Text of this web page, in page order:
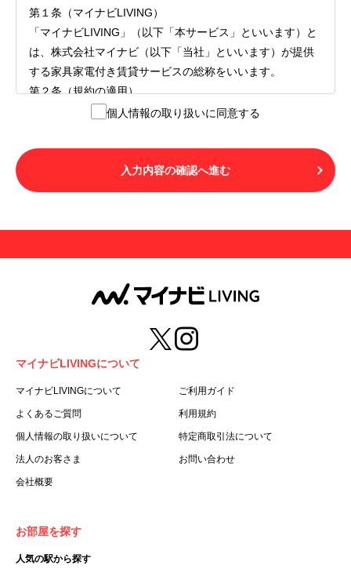
第１条（マイナビLIVING）
「マイナビLIVING」（以下「本サービス」といいます）と
は、株式会社マイナビ（以下「当社」といいます）が提供
する家具家電付き賃貸サービスの総称をいいます。
第２条（規約の適用）
１.本サービスを利用する者（以下「利用者」といいます）
LIVINGご契約にあたり取得する個人情報の取り扱いについ
て」の内容をすべて承諾したものとみなされます。不承諾
の意思表示は、本サービスを利用しないことをもってのみ
用することはできません。
第３条（用語の定義）
１.「本サ―ビス」とは、第１章第１条で規定する当社が運
営するマイナビLIVINGを意味します。
２.「利用者」とは、第１章第２条に規定する本サービスを
利用する個人を意味します。
３.「本サイト」とは、当社が運営する本サービスに関する
ます。
５.「会員」とは、第２章第１条に基づき会員登録が完了し
た個人を意味します。
録した情報、本サービス利用中に当社が登録を求めた情報
った場合の当該情報を意味します。
個人情報の取り扱いに同意する
入力内容の確認へ進む
マイナビLIVINGについて
マイナビLIVINGについて ご利用ガイド
よくあるご質問 利用規約
個人情報の取り扱いについて 特定商取引法について
法人のお客さま お問い合わせ
会社概要
お部屋を探す
人気の駅から探す